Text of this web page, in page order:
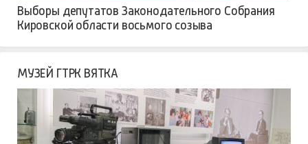
Выборы депутатов Законодательного Собрания
Кировской области восьмого созыва
МУЗЕЙ ГТРК ВЯТКА